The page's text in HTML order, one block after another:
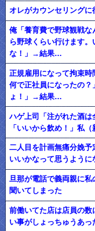
オレがカウンセリング
俺「養育費で野球観戦
ら野球くらい行けます
な！」→結果…
正規雇用になって拘束
何で正社員になったの
ょ！」→結果…
ハゲ上司「注がれた酒
「いいから飲め！」私
二人目を計画無痛分娩
いいかなって思うように
旦那が電話で義両親に
聞いてしまった
前働いてた店は店員の
い事がしょっちゅうあっ